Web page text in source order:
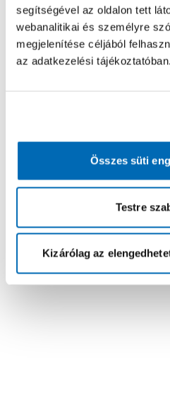
segítségével az oldalon tett
webanalitikai és személyre
megjelenítése céljából
az adatkezelési tájékoztatóban.
Összes süti
Testre
Kizárólag az